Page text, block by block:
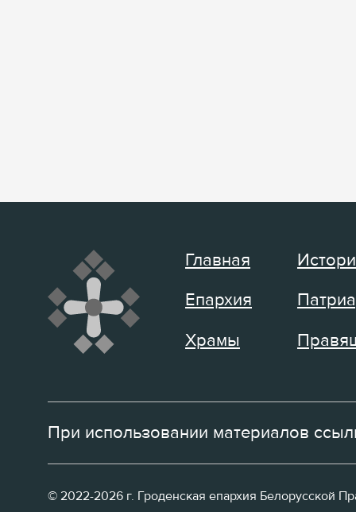
Главная
Епархия
Храмы
При использовании материалов
© 2022-2026 г. Гроденская епархия Белорусской